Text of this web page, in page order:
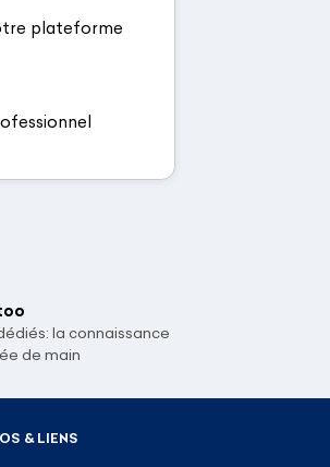
plateforme
la connaissance
de main
& LIENS